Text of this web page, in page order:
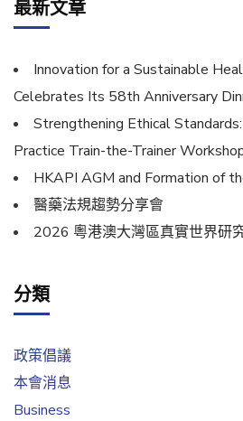
最新文章
Innovation for a Sustainable
Celebrates Its 58th Anniversary
Strengthening Ethical
Practice Train-the-Trainer
HKAPI AGM and Formation of
醫藥法規趨勢分享會
2026 粵港澳大灣區真實世界研
分類
政策倡議
本會消息
Business